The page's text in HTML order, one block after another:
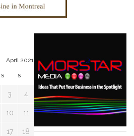
April 2021
S S
3 4
10 11
17 18